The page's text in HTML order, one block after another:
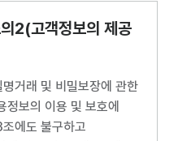
2(고객정보의 제공
명거래 및 비밀보장에 관한
정보의 이용 및 보호에
에도 불구하고